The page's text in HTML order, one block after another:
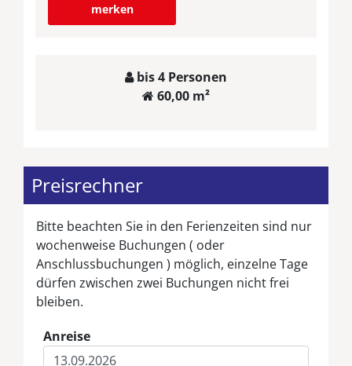
merken
bis 4 Personen
60,00 m²
Preisrechner
Bitte beachten Sie in den Ferienzeiten sind nur
wochenweise Buchungen ( oder
Anschlussbuchungen ) möglich, einzelne Tage
dürfen zwischen zwei Buchungen nicht frei
bleiben.
Anreise
Eingabe Anreise